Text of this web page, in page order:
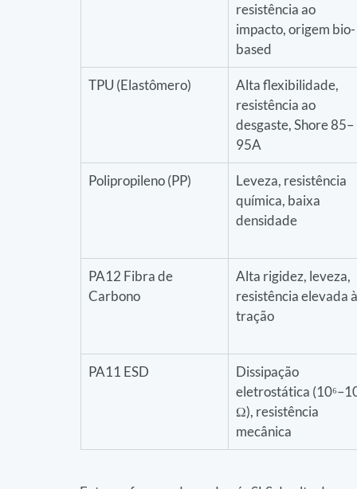
resistência ao
impacto, origem bio-
based
TPU (Elastômero)
Alta flexibilidade,
resistência ao
desgaste, Shore 85–
95A
Polipropileno (PP)
Leveza, resistência
química, baixa
densidade
PA12 Fibra de
Carbono
Alta rigidez, leveza,
resistência elevada
tração
PA11 ESD
Dissipação
eletrostática
Ω), resistência
mecânica